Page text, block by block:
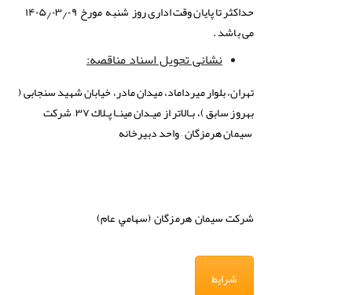
حداکثر تا پایان وقت اداری روز شنبه مورخ ۱۴۰۵٫۰۳٫۰۹
می باشد .
نشانی تحویل اسناد مناقصه:
تهران، بلوار میرداماد، میدان مادر، خیابان شهید سنجابی (
بهروز سابق )، بـالاتر از میـدان مینـا پـلاك ۳۷– شرکت
سیمان هرمزگان – واحد دبیرخانه
شركت سيمان هرمزگان (سهامي عام)
شرایط